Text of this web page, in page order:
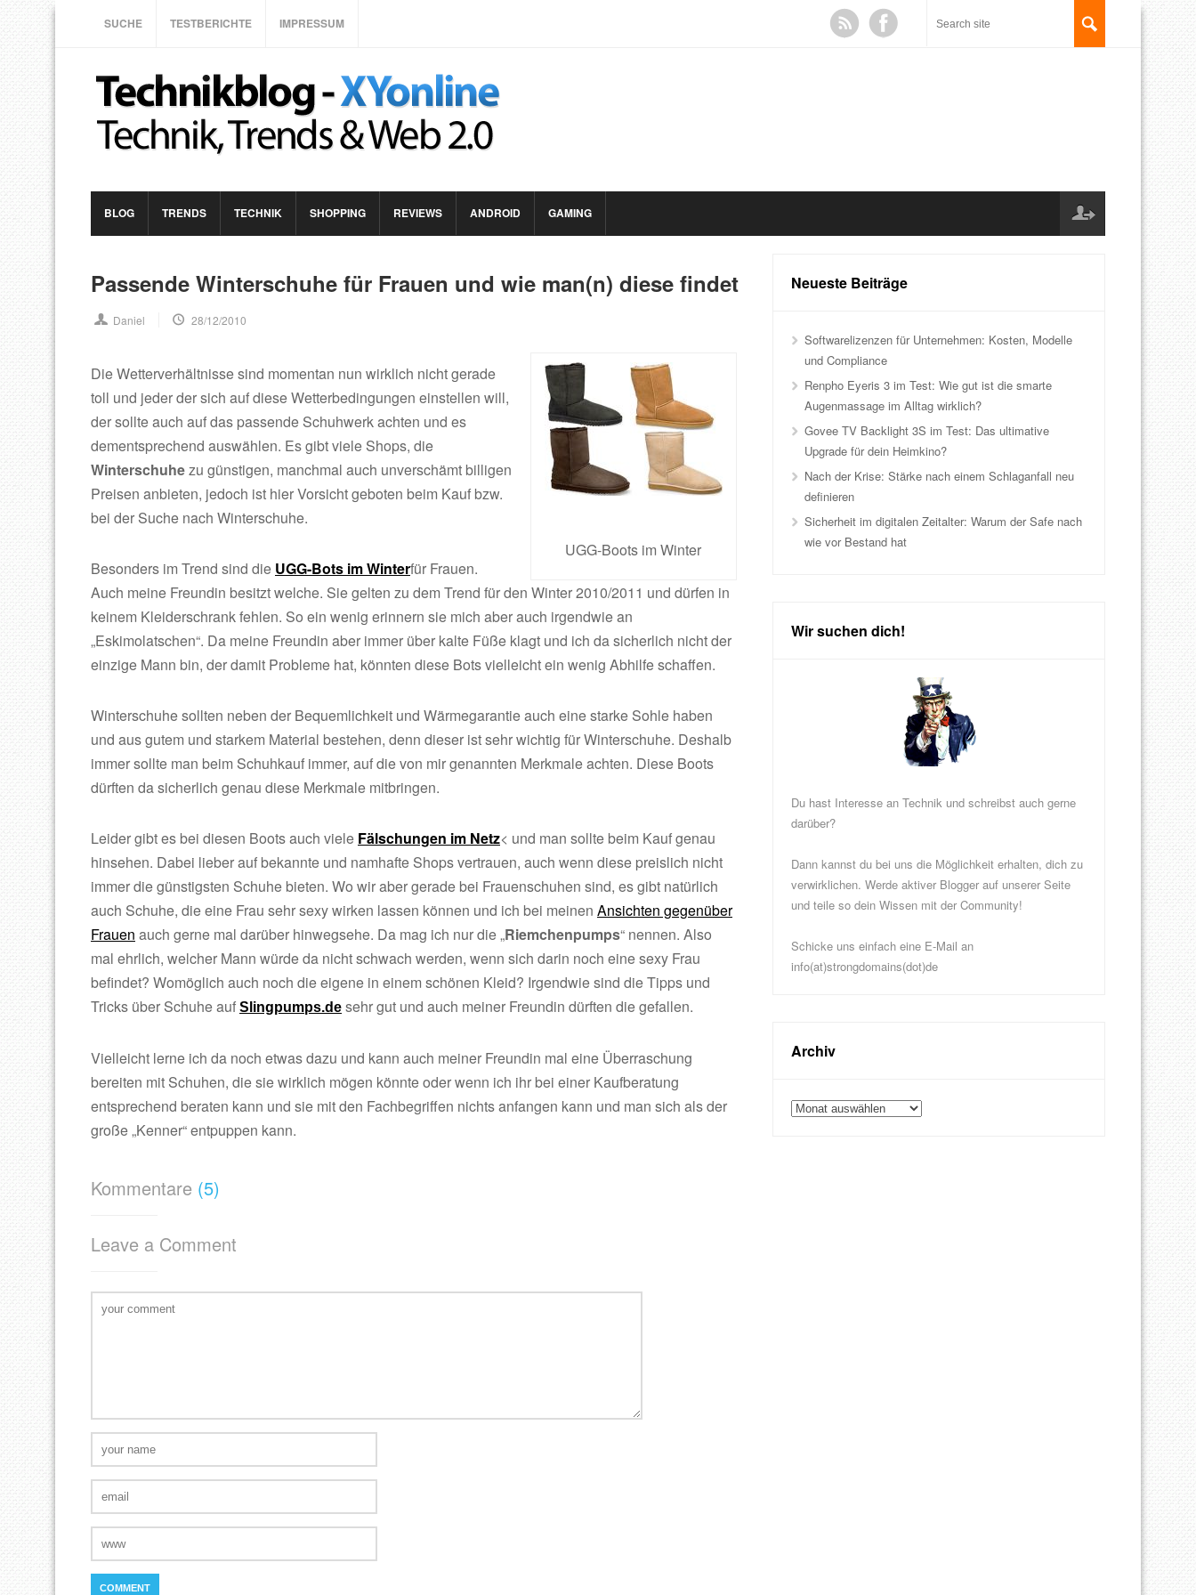
SUCHE TESTBERICHTE IMPRESSUM
BLOG TRENDS TECHNIK SHOPPING REVIEWS ANDROID GAMING
Passende Winterschuhe für Frauen und wie man(n) diese findet
Daniel 28/12/2010
UGG-Boots im Winter
Die Wetterverhältnisse sind momentan nun wirklich nicht gerade
toll und jeder der sich auf diese Wetterbedingungen einstellen will,
der sollte auch auf das passende Schuhwerk achten und es
dementsprechend auswählen. Es gibt viele Shops, die
Winterschuhezu günstigen, manchmal auch unverschämt billigen
Preisen anbieten, jedoch ist hier Vorsicht geboten beim Kauf bzw.
bei der Suche nach Winterschuhe.
Besonders im Trend sind die UGG-Bots im Winterfür Frauen.
Auch meine Freundin besitzt welche. Sie gelten zu dem Trend für den Winter 2010/2011 und dürfen in
keinem Kleiderschrank fehlen. So ein wenig erinnern sie mich aber auch irgendwie an
„Eskimolatschen“. Da meine Freundin aber immer über kalte Füße klagt und ich da sicherlich nicht der
einzige Mann bin, der damit Probleme hat, könnten diese Bots vielleicht ein wenig Abhilfe schaffen.
Winterschuhe sollten neben der Bequemlichkeit und Wärmegarantie auch eine starke Sohle haben
und aus gutem und starkem Material bestehen, denn dieser ist sehr wichtig für Winterschuhe. Deshalb
immer sollte man beim Schuhkauf immer, auf die von mir genannten Merkmale achten. Diese Boots
dürften da sicherlich genau diese Merkmale mitbringen.
Leider gibt es bei diesen Boots auch viele Fälschungen im Netz< und man sollte beim Kauf genau
hinsehen. Dabei lieber auf bekannte und namhafte Shops vertrauen, auch wenn diese preislich nicht
immer die günstigsten Schuhe bieten. Wo wir aber gerade bei Frauenschuhen sind, es gibt natürlich
auch Schuhe, die eine Frau sehr sexy wirken lassen können und ich bei meinen Ansichten gegenüber
Frauen auch gerne mal darüber hinwegsehe. Da mag ich nur die „Riemchenpumps“ nennen. Also
mal ehrlich, welcher Mann würde da nicht schwach werden, wenn sich darin noch eine sexy Frau
befindet? Womöglich auch noch die eigene in einem schönen Kleid? Irgendwie sind die Tipps und
Tricks über Schuhe auf Slingpumps.de sehr gut und auch meiner Freundin dürften die gefallen.
Vielleicht lerne ich da noch etwas dazu und kann auch meiner Freundin mal eine Überraschung
bereiten mit Schuhen, die sie wirklich mögen könnte oder wenn ich ihr bei einer Kaufberatung
entsprechend beraten kann und sie mit den Fachbegriffen nichts anfangen kann und man sich als der
große „Kenner“ entpuppen kann.
Kommentare (5)
Leave a Comment
Neueste Beiträge
Softwarelizenzen für Unternehmen: Kosten, Modelle
und Compliance
Renpho Eyeris 3 im Test: Wie gut ist die smarte
Augenmassage im Alltag wirklich?
Govee TV Backlight 3S im Test: Das ultimative
Upgrade für dein Heimkino?
Nach der Krise: Stärke nach einem Schlaganfall neu
definieren
Sicherheit im digitalen Zeitalter: Warum der Safe nach
wie vor Bestand hat
Wir suchen dich!
Du hast Interesse an Technik und schreibst auch gerne
darüber?
Dann kannst du bei uns die Möglichkeit erhalten, dich zu
verwirklichen. Werde aktiver Blogger auf unserer Seite
und teile so dein Wissen mit der Community!
Schicke uns einfach eine E-Mail an
info(at)strongdomains(dot)de
Archiv
Archiv